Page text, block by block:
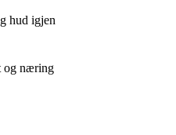
hud igjen
og næring